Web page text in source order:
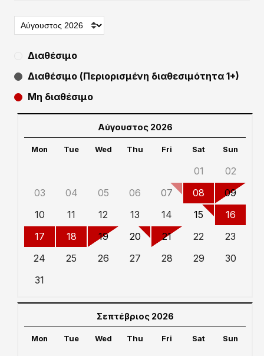
Διαθέσιμο
Διαθέσιμο (Περιορισμένη διαθεσιμότητα 1+)
Μη διαθέσιμο
Αύγουστος 2026
Mon Tue Wed Thu Fri Sat Sun
01
02
03
04 05 06 07 08
09
10
11 12 13 14 15
16
17
18 19 20 21 22
23
24
25 26 27 28 29
30
31
Σεπτέβριος 2026
Mon Tue Wed Thu Fri Sat Sun